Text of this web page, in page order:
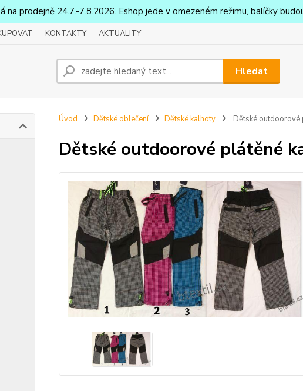
na prodejně 24.7.-7.8.2026. Eshop jede v omezeném režimu, balíčky
KONTAKTY AKTUALITY
Hledat
Úvod Dětské oblečení Dětské kalhoty Dětské
Dětské outdoorové plátěné